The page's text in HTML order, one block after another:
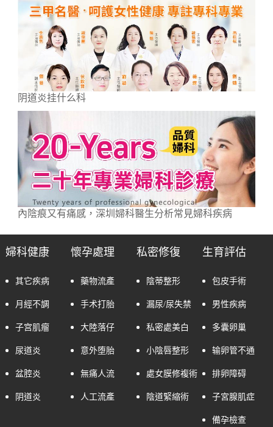
阴道炎挂什么科
內陰痕又有痛感，深圳婦科醫生分析常見婦科疾病
婦科健康
其它疾病
月經不調
子宫肌瘤
尿道炎
盆腔炎
阴道炎
懷孕處理
藥物流產
手术打胎
大陸落仔
意外堕胎
無痛人流
人工流產
私密修復
陰蒂整形
漏尿/尿失禁
私密處美白
小陰唇整形
處女膜修複術
陰道緊縮術
生育評估
包皮手術
男性疾病
多囊卵巢
输卵管不通
排卵障碍
子宮腺肌症
備孕檢查